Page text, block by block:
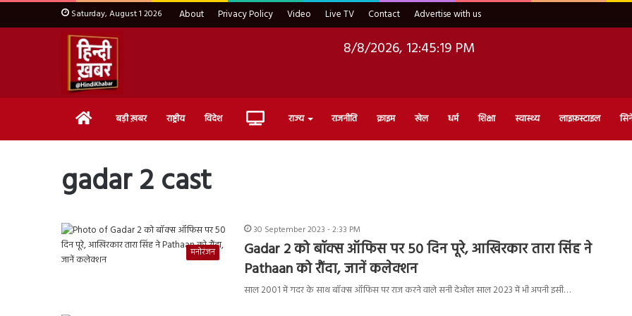
Saturday, August 1 2026 About Privacy Policy Video Live TV Contact Advertise with us
8/8/2026, 12:45:20 PM
Home बड़ी ख़बर राष्ट्रीय विदेश Live राज्य राजनीति क्राइम खेल धर्म शिक्षा स्वास्थ्य लाइफ़स्टाइल
gadar 2 cast
मनोरंजन
30 September 2023 - 2:33 PM
Gadar 2 को बॉक्स ऑफिस पर 50 दिन पूरे, आखिरकार तारा सिंह ने
Pathaan को रौंदा, जानें कलेक्शन
साल 2001 में गदर के साथ बॉक्स ऑफिस पर राज करने वाले सनी देओल साल 2023 में भी अपनी इसी…